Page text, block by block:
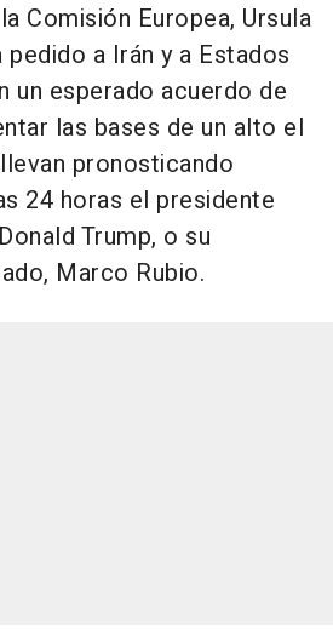
Comisión Europea, Ursula
pedido a Irán y a Estados
un esperado acuerdo de
las bases de un alto el
pronosticando
24 horas el presidente
Trump, o su
Marco Rubio.